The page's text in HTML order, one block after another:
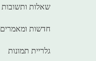
שאלות ותשובות
חדשות ומאמרים
גלריית תמונות